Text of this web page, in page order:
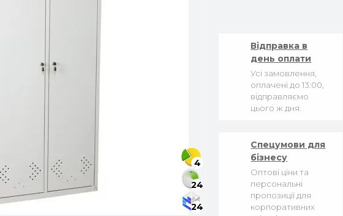
4
24
24
Відправка в
день оплати
Усі замовлення,
оплачені до 13:00,
відправляємо
цього ж дня.
Спецумови для
бізнесу
Оптові ціни та
персональні
пропозиції для
корпоративних